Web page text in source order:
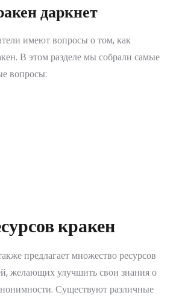
даркнет
имеют вопросы о том, как
В этом разделе мы собрали самые
вопросы:
кракен
предлагает множество ресурсов
желающих улучшить свои знания о
Существуют различные